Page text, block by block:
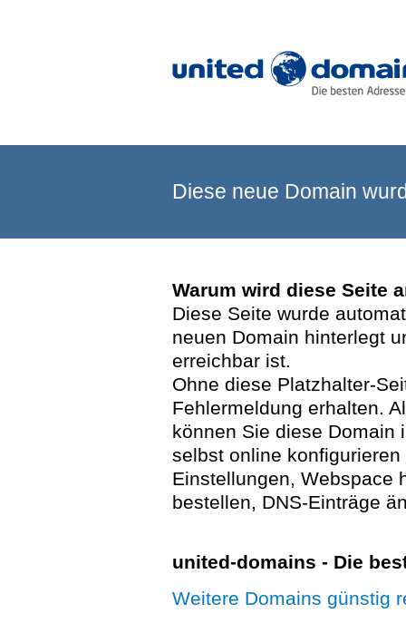
Diese neue Domain
Warum wird diese Seite
Diese Seite wurde
neuen Domain hinterlegt
erreichbar ist.
Ohne diese Platzhalter-
Fehlermeldung erhalten.
können Sie diese Domain
selbst online
Einstellungen, Webspace
bestellen, DNS-Einträge
united-domains - Die
Weitere Domains günstig